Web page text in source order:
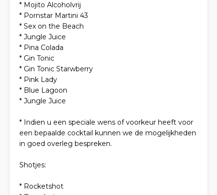
* Mojito Alcoholvrij
* Pornstar Martini 43
* Sex on the Beach
* Jungle Juice
* Pina Colada
* Gin Tonic
* Gin Tonic Starwberry
* Pink Lady
* Blue Lagoon
* Jungle Juice
* Indien u een speciale wens of voorkeur heeft voor
een bepaalde cocktail kunnen we de mogelijkheden
in goed overleg bespreken.
Shotjes:
* Rocketshot